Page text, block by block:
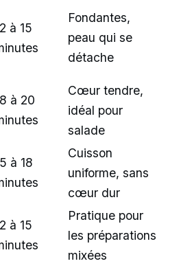
à 15
Fondantes,
peau qui se
détache
à 20
Cœur tendre,
idéal pour
salade
à 18
Cuisson
uniforme, sans
cœur dur
à 15
Pratique pour
les préparations
mixées